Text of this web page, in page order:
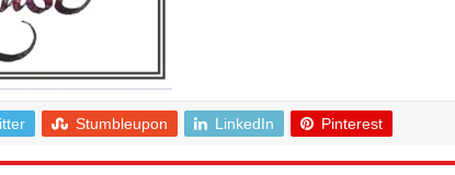
Stumbleupon LinkedIn Pinterest